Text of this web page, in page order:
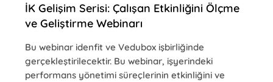
İK Gelişim Serisi: Çalışan Etkinliğini Ölçme
ve Geliştirme Webinarı
Bu webinar idenfit ve Vedubox işbirliğinde
gerçekleştirilecektir. Bu webinar, işyerindeki
performans yönetimi süreçlerinin etkinliğini ve